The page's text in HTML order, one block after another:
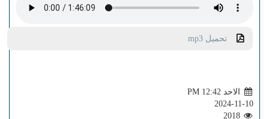
تحميل mp3
الاحد PM 12:42
2024-11-10